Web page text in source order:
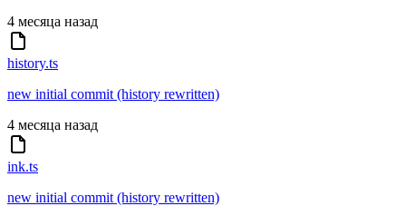
4 месяца назад
history.ts
new initial commit (history rewritten)
4 месяца назад
ink.ts
new initial commit (history rewritten)